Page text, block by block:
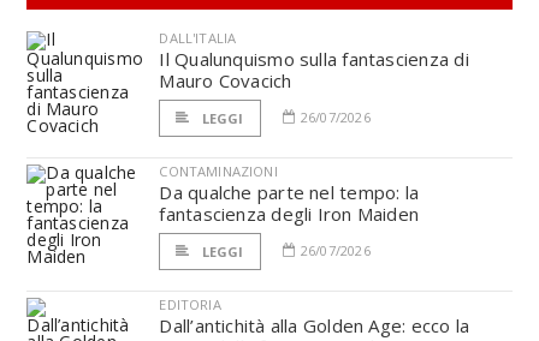
DALL'ITALIA
Il Qualunquismo sulla fantascienza di
Mauro Covacich
LEGGI 26/07/2026
CONTAMINAZIONI
Da qualche parte nel tempo: la
fantascienza degli Iron Maiden
LEGGI 26/07/2026
EDITORIA
Dall’antichità alla Golden Age: ecco la